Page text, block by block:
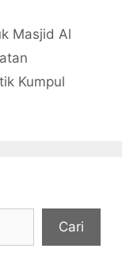
Masjid Al
Kumpul
Cari